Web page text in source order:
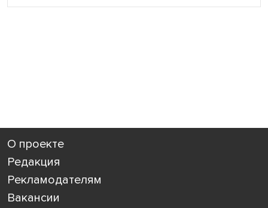
О проекте
Редакция
Рекламодателям
Вакансии